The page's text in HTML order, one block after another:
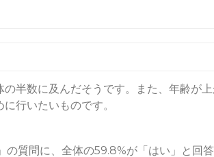
半数に及んだそうです。また、年齢が
行いたいものです。
質問に、全体の59.8%が「はい」と回